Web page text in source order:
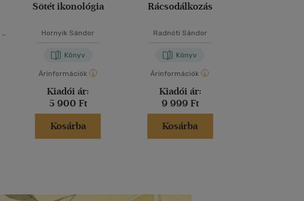
-
Sötét ikonológia
Hornyik Sándor
Könyv
Árinformációk
Kiadói ár:
5 900 Ft
Kosárba
Rácsodálkozás
Radnóti Sándor
Könyv
Árinformációk
Kiadói ár:
9 999 Ft
Kosárba